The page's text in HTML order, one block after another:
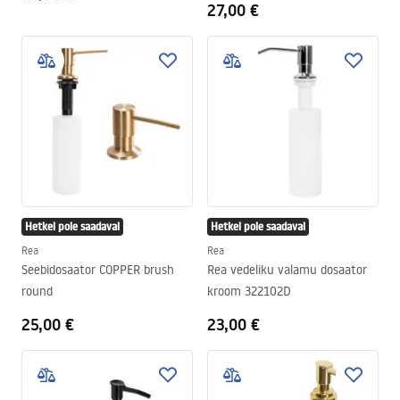
27,00 €
Hetkel pole saadaval
Rea
Seebidosaator COPPER brush
round
25,00 €
Hetkel pole saadaval
Rea
Rea vedeliku valamu dosaator
kroom 322102D
23,00 €